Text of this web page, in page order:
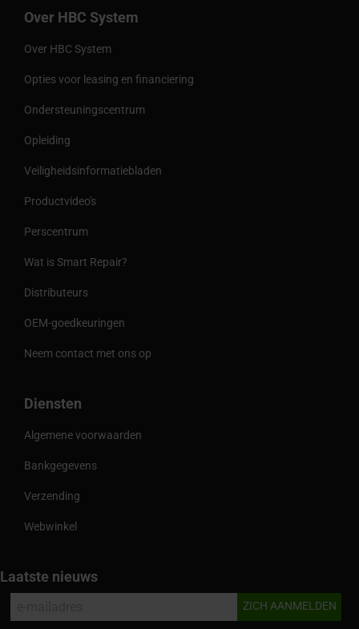
Over HBC System
Over HBC System
Opties voor leasing en financiering
Ondersteuningscentrum
Opleiding
Veiligheidsinformatiebladen
Productvideo's
Perscentrum
Wat is Smart Repair?
Distributeurs
OEM-goedkeuringen
Neem contact met ons op
Diensten
Algemene voorwaarden
Bankgegevens
Verzending
Webwinkel
Laatste nieuws